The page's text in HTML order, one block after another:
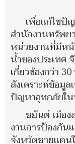
เพื่อแก้ไขปั
สำนักงานทรัพย
หน่วยงานที่มีห
น้ำของประเทศ
เกี่ยวข้องกว่า
สังเคราะห์ข้อมู
ปัญหาอุทกภัยใ
ชยันต์ เมือง
งานการป้องกัน
จังหวัดชายแดน